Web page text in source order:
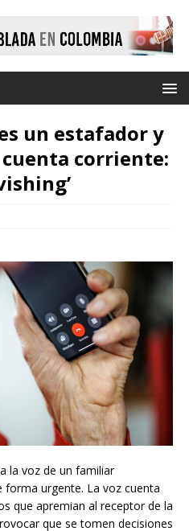
un estafador y
corriente:
la voz de un familiar
urgente. La voz cuenta
que apremian al receptor de la
que se tomen decisiones